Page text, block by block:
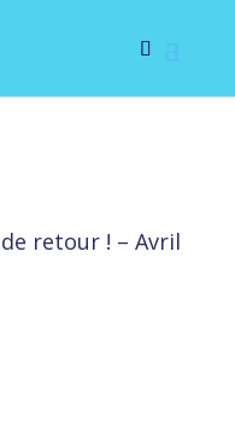
retour ! – Avril